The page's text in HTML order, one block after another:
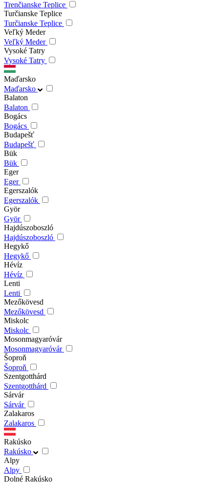
Trenčianske Teplice
Turčianske Teplice
Turčianske Teplice
Veľký Meder
Veľký Meder
Vysoké Tatry
Vysoké Tatry
Maďarsko
Maďarsko
Balaton
Balaton
Bogács
Bogács
Budapešť
Budapešť
Bük
Bük
Eger
Eger
Egerszalók
Egerszalók
Györ
Györ
Hajdúszoboszló
Hajdúszoboszló
Hegykő
Hegykő
Hévíz
Hévíz
Lenti
Lenti
Mezőkövesd
Mezőkövesd
Miskolc
Miskolc
Mosonmagyaróvár
Mosonmagyaróvár
Šoproň
Šoproň
Szentgotthárd
Szentgotthárd
Sárvár
Sárvár
Zalakaros
Zalakaros
Rakúsko
Rakúsko
Alpy
Alpy
Dolné Rakúsko